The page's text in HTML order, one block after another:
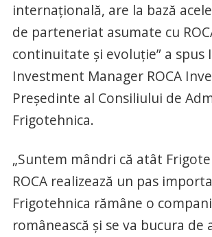
internațională, are la bază
de parteneriat asumate cu
continuitate și evoluție” a spus
Investment Manager ROCA
Președinte al Consiliului de
Frigotehnica.
„Suntem mândri că atât
ROCA realizează un pas
Frigotehnica rămâne o
românească și se va bucura de